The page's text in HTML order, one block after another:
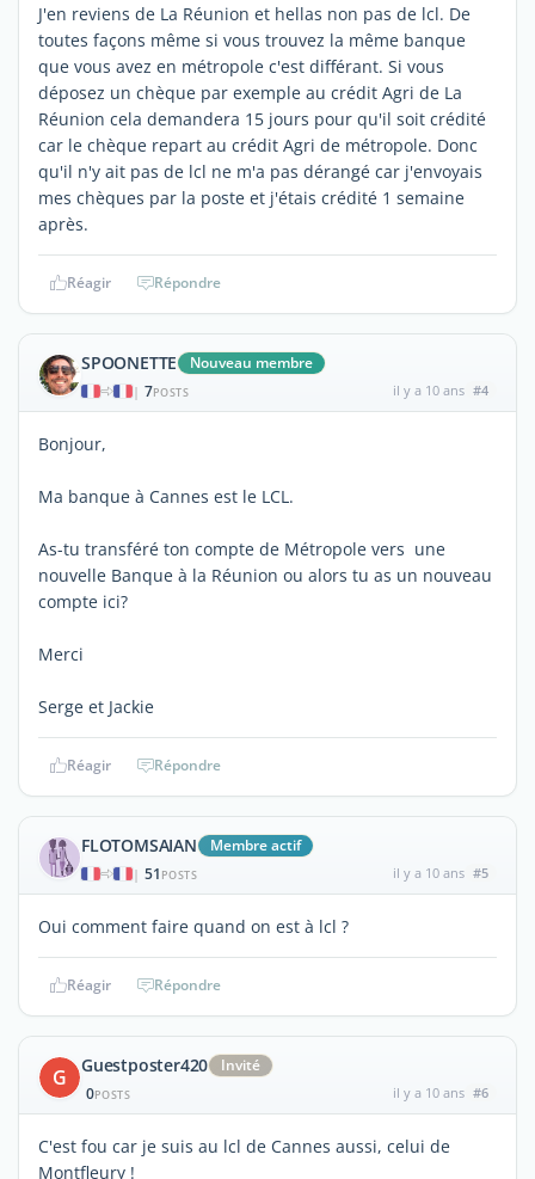
J'en reviens de La Réunion et hellas non pas de lcl. De
toutes façons même si vous trouvez la même banque
que vous avez en métropole c'est différant. Si vous
déposez un chèque par exemple au crédit Agri de La
Réunion cela demandera 15 jours pour qu'il soit crédité
car le chèque repart au crédit Agri de métropole. Donc
qu'il n'y ait pas de lcl ne m'a pas dérangé car j'envoyais
mes chèques par la poste et j'étais crédité 1 semaine
après.
Réagir Répondre
SPOONETTE Nouveau membre
| 7POSTS il y a 10 ans #4
Bonjour,
Ma banque à Cannes est le LCL.
As-tu transféré ton compte de Métropole vers une
nouvelle Banque à la Réunion ou alors tu as un nouveau
compte ici?
Merci
Serge et Jackie
Réagir Répondre
FLOTOMSAIAN Membre actif
| 51 POSTS il y a 10 ans #5
Oui comment faire quand on est à lcl ?
Réagir Répondre
G Guestposter420
Invité
0POSTS il y a 10 ans #6
C'est fou car je suis au lcl de Cannes aussi, celui de
Montfleury !